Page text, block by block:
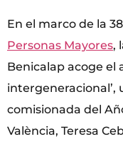
En el marco de la
Personas Mayores,
Benicalap acoge el
intergeneracional’,
comisionada del
València, Teresa